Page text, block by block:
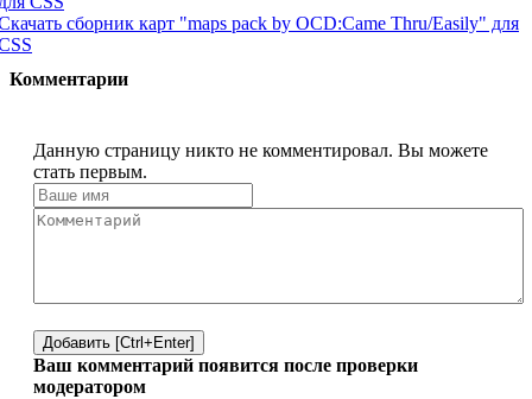
сборник карт "maps pack by OCD:Came Thru/Easily" для
Комментарии
Данную страницу никто не комментировал. Вы можете
стать первым.
Добавить [Ctrl+Enter]
Ваш комментарий появится после проверки
модератором